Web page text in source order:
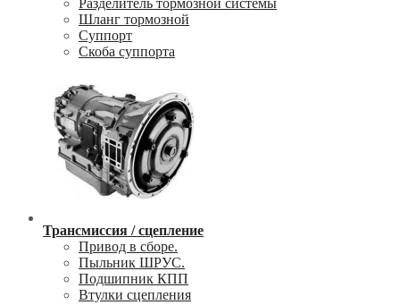
Шланг тормозной
Суппорт
Скоба суппорта
Трансмиссия / сцепление
Привод в сборе.
Пыльник ШРУС.
Подшипник КПП
Втулки сцепления